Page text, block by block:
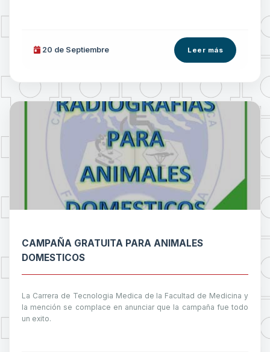
20 de Septiembre Leer más
CAMPAÑA GRATUITA PARA ANIMALES
DOMESTICOS
La Carrera de Tecnologia Medica de la Facultad de Medicina y
la mención se complace en anunciar que la campaña fue todo
un exito.